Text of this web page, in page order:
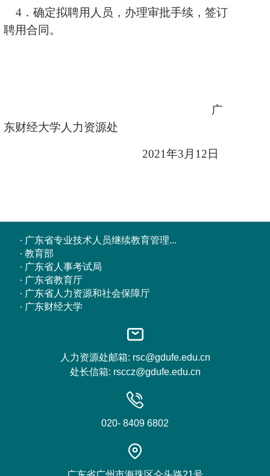
4 ．确定拟聘用人员，办理审批手续，签订
聘用合同。
广
东财经大学人力资源处
2021年3 月 12日
广东省专业技术人员继续教育管理...
教育部
广东省人事考试局
广东省教育厅
广东省人力资源和社会保障厅
广东财经大学
人力资源处邮箱: rsc@gdufe.edu.cn
处长信箱: rsccz@gdufe.edu.cn
020- 8409 6802